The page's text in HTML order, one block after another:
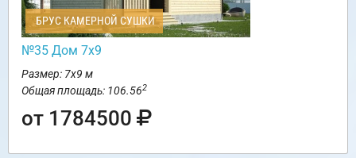
БРУС КАМЕРНОЙ СУШКИ
№35 Дом 7х9
Размер: 7х9 м
Общая площадь: 106.562
от 1784500